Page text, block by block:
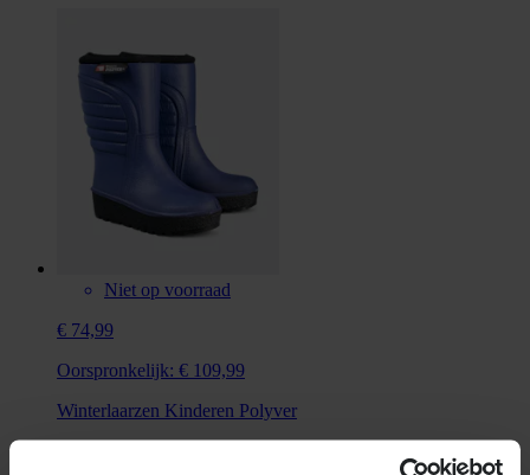
Niet op voorraad
€ 74,99
Oorspronkelijk: € 109,99
Winterlaarzen Kinderen Polyver